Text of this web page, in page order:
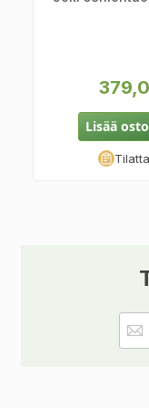
Lisää